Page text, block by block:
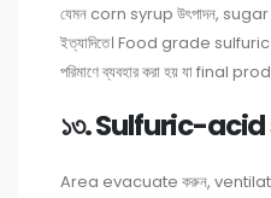
যেমন corn syrup উৎপাদন,
ইত্যাদিতে। Food grade sulfuric
পরিমাণে ব্যবহার করা হয় যা final
১৩. Sulfuric-acid
Area evacuate করুন,